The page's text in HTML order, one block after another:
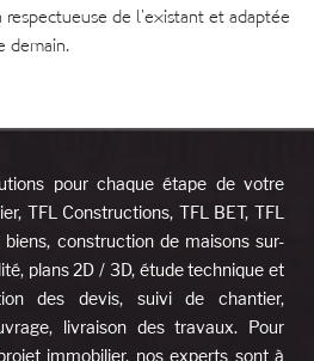
respectueuse de l’existant et adaptée
demain.
pour chaque étape de votre
TFL Constructions, TFL BET, TFL
construction de maisons sur-
plans 2D / 3D, étude technique et
des devis, suivi de chantier,
livraison des travaux. Pour
immobilier, nos experts sont à